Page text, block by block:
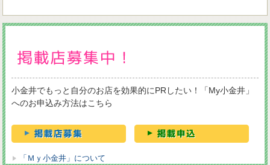
小金井でもっと自分のお店を効果的にPRしたい！「My小金井」
へのお申込み方法はこちら
「Ｍｙ小金井」について